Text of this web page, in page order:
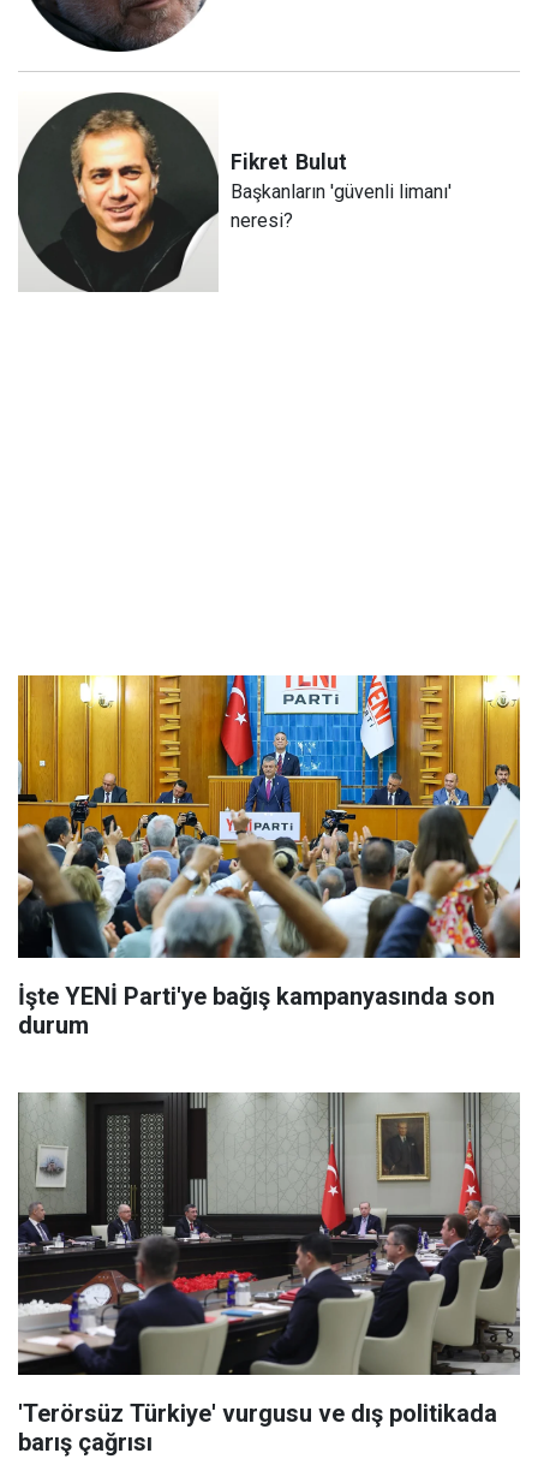
Fikret Bulut
Başkanların 'güvenli limanı'
neresi?
İşte YENİ Parti'ye bağış kampanyasında son
durum
'Terörsüz Türkiye' vurgusu ve dış politikada
barış çağrısı